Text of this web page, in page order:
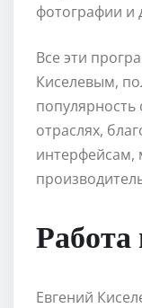
фотографии и
Все эти
Киселевым,
популярность
отраслях,
Работа
Евгений